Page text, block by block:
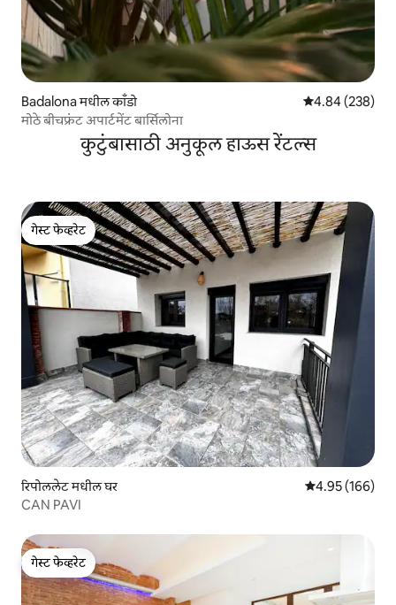
Badalona मधील काँडो 5 पैकी 4.84
4.84 (238)
मोठे बीचफ्रंट अपार्टमेंट बार्सिलोना
कुटुंबासाठी अनुकूल हाऊस रेंटल्स
गेस्ट फेव्हरेट
गेस्ट फेव्हरेट
रिपोललेट मधील घर 5 पैकी 4.95
4.95 (166)
CAN PAVI
गेस्ट फेव्हरेट
गेस्ट फेव्हरेट